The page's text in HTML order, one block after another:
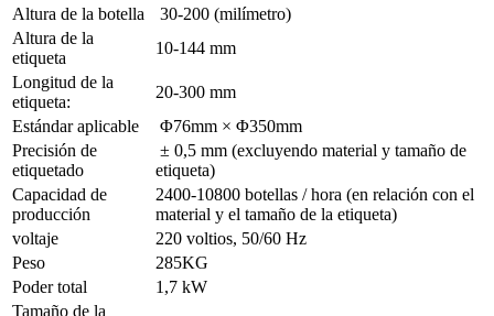
Altura de la botella
30-200 (milímetro)
Altura de la
etiqueta
10-144 mm
Longitud de la
etiqueta:
20-300 mm
Estándar aplicable
Φ76mm × Φ350mm
Precisión de
etiquetado
± 0,5 mm (excluyendo material y tamaño de
etiqueta)
Capacidad de
producción
2400-10800 botellas / hora (en relación con el
material y el tamaño de la etiqueta)
voltaje
220 voltios, 50/60 Hz
Peso
285KG
Poder total
1,7 kW
Tamaño de la